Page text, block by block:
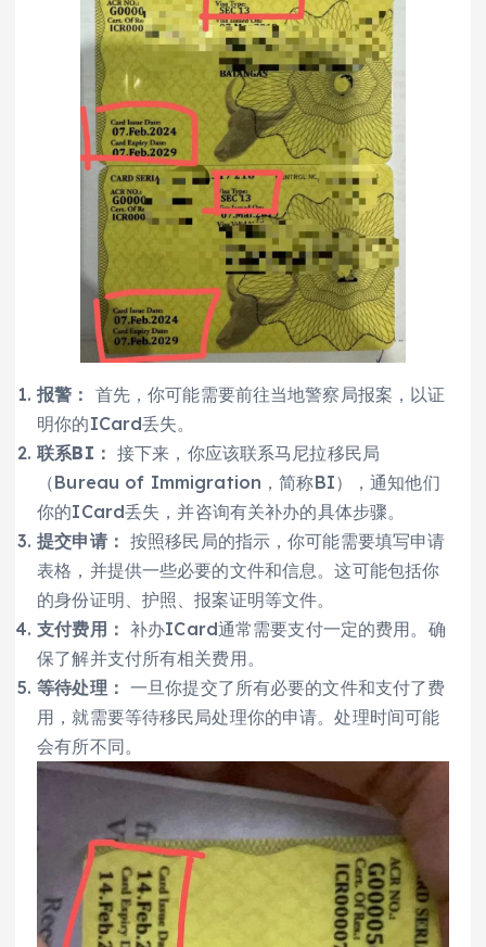
报警： 首先，你可能需要前往当地警察局报案，以证
明你的ICard丢失。
联系BI： 接下来，你应该联系马尼拉移民局
（Bureau of Immigration，简称BI），通知他们
你的ICard丢失，并咨询有关补办的具体步骤。
提交申请： 按照移民局的指示，你可能需要填写申请
表格，并提供一些必要的文件和信息。这可能包括你
的身份证明、护照、报案证明等文件。
支付费用： 补办ICard通常需要支付一定的费用。确
保了解并支付所有相关费用。
等待处理： 一旦你提交了所有必要的文件和支付了费
用，就需要等待移民局处理你的申请。处理时间可能
会有所不同。